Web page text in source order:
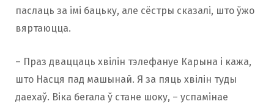
паслаць за імі бацьку, але сёстры сказалі, што ўжо
вяртаюцца.
– Праз дваццаць хвілін тэлефануе Карына і кажа,
што Насця пад машынай. Я за пяць хвілін туды
даехаў. Віка бегала ў стане шоку, – успамінае